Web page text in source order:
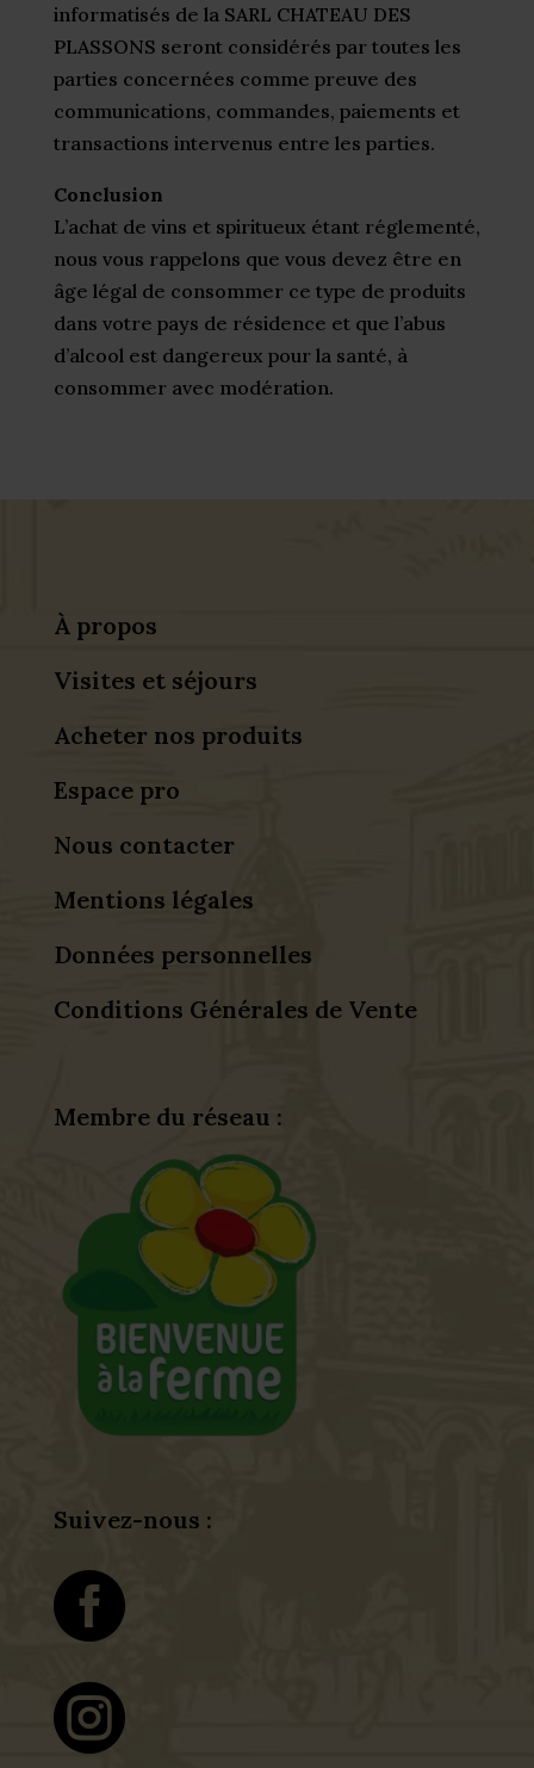
informatisés de la SARL CHATEAU DES
PLASSONS seront considérés par toutes les
parties concernées comme preuve des
communications, commandes, paiements et
transactions intervenus entre les parties.
Conclusion
L’achat de vins et spiritueux étant réglementé,
nous vous rappelons que vous devez être en
âge légal de consommer ce type de produits
dans votre pays de résidence et que l’abus
d’alcool est dangereux pour la santé, à
consommer avec modération.
À propos
Visites et séjours
Acheter nos produits
Espace pro
Nous contacter
Mentions légales
Données personnelles
Conditions Générales de Vente
Membre du réseau :
Suivez-nous :

